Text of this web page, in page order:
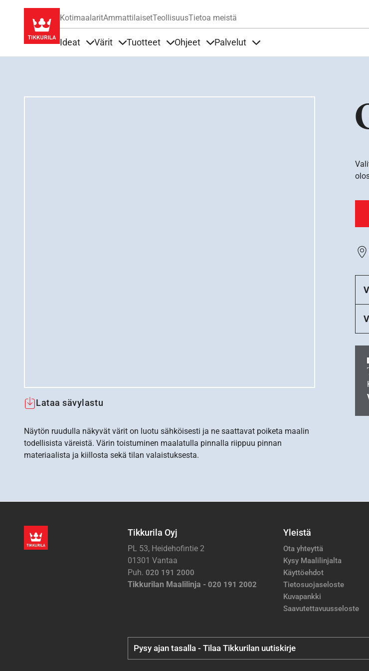
KotimaalaritAmmattilaisetTeollisuusTietoa meistä
Ideat Värit Tuotteet Ohjeet Palvelut
Lataa sävylastu
Näytön ruudulla näkyvät värit on luotu sähköisesti ja ne saattavat poiketa maalin
todellisista väreistä. Värin toistuminen maalatulla pinnalla riippuu pinnan
materiaalista ja kiillosta sekä tilan valaistuksesta.
Tikkurila Oyj
PL 53, Heidehofintie 2
01301 Vantaa
Puh. 020 191 2000
Tikkurilan Maalilinja - 020 191 2002
Yleistä
Ota yhteyttä
Kysy Maalilinjalta
Käyttöehdot
Tietosuojaseloste
Kuvapankki
Saavutettavuusseloste
Pysy ajan tasalla - Tilaa Tikkurilan uutiskirje